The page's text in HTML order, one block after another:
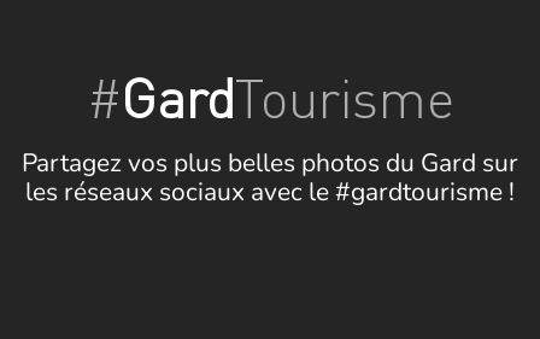
#GardTourisme
Partagez vos plus belles photos du Gard sur
les réseaux sociaux avec le #gardtourisme !